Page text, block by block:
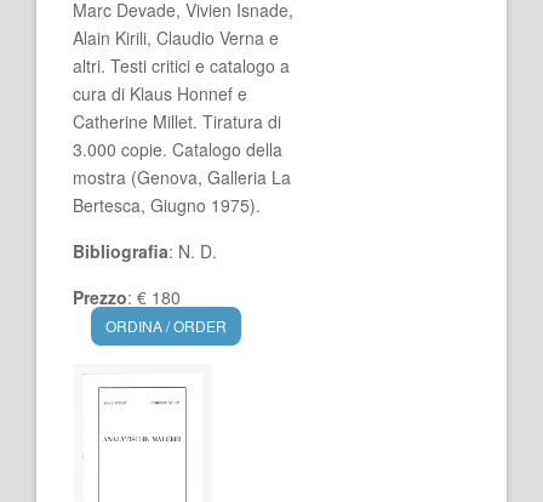
Marc Devade, Vivien Isnade,
Alain Kirili, Claudio Verna e
altri. Testi critici e catalogo a
cura di Klaus Honnef e
Catherine Millet. Tiratura di
3.000 copie. Catalogo della
mostra (Genova, Galleria La
Bertesca, Giugno 1975).
Bibliografia: N. D.
Prezzo: € 180
ORDINA / ORDER